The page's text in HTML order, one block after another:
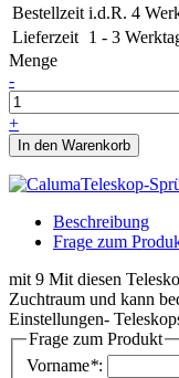
Bestellzeit i.d.R. 4
Lieferzeit 1 - 3
Menge
-
+
In den Warenkorb
Beschreibung
Frage zum
mit 9 Mit diesen
Zuchtraum und kann
Einstellungen-
Frage zum Produkt
Vorname*: